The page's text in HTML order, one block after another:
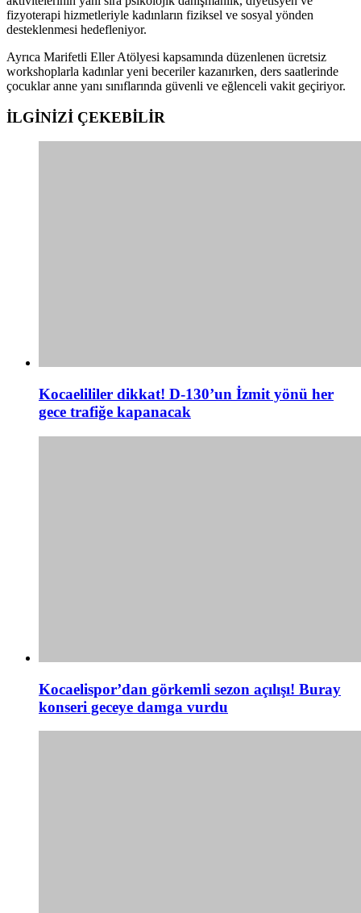
fizyoterapi hizmetleriyle kadınların fiziksel ve sosyal yönden
desteklenmesi hedefleniyor.
Ayrıca Marifetli Eller Atölyesi kapsamında düzenlenen ücretsiz
workshoplarla kadınlar yeni beceriler kazanırken, ders saatlerinde
çocuklar anne yanı sınıflarında güvenli ve eğlenceli vakit geçiriyor.
İLGİNİZİ ÇEKEBİLİR
Kocaelililer dikkat! D-130’un İzmit yönü her
gece trafiğe kapanacak
Kocaelispor’dan görkemli sezon açılışı! Buray
konseri geceye damga vurdu